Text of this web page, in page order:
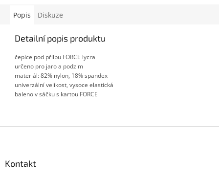
Popis Diskuze
Detailní popis produktu
čepice pod přilbu FORCE lycra
určeno pro jaro a podzim
materiál: 82% nylon, 18% spandex
univerzální velikost, vysoce elastická
baleno v sáčku s kartou FORCE
Kontakt